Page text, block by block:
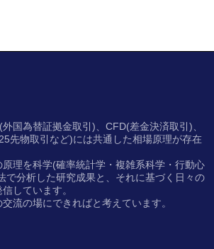
国為替証拠金取引)、CFD(差金決済取引)、
先物取引など)には共通した相場原理が存在
理を科学(確率統計学・複雑系科学・行動心
で分析した研究成果と、それに基づく日々の
しています。
流の場にできればと考えています。